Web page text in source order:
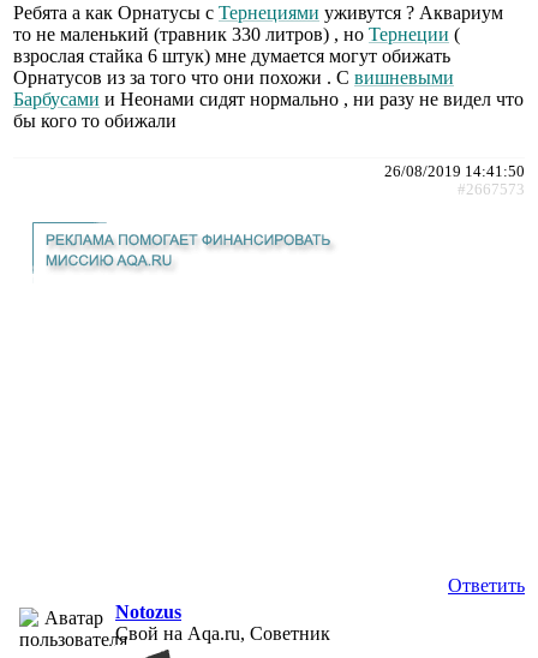
Ребята а как Орнатусы с Тернециями уживутся ? Аквариум
то не маленький (травник 330 литров) , но Тернеции (
взрослая стайка 6 штук) мне думается могут обижать
Орнатусов из за того что они похожи . С вишневыми
Барбусами и Неонами сидят нормально , ни разу не видел что
бы кого то обижали
26/08/2019 14:41:50
#2667573
Ответить
Notozus
Свой на Aqa.ru, Советник